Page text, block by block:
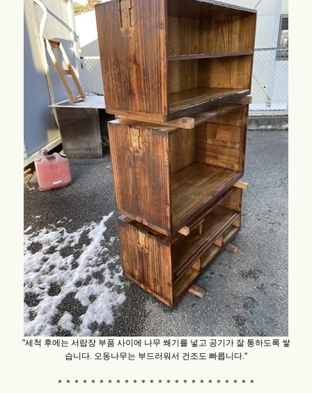
"세척 후에는 서랍장 부품 사이에 나무 쐐기를 넣고 공기가 잘 통하도록 쌓
습니다. 오동나무는 부드러워서 건조도 빠릅니다."
＊＊＊＊＊＊＊＊＊＊＊＊＊＊＊＊＊＊＊＊＊＊＊＊